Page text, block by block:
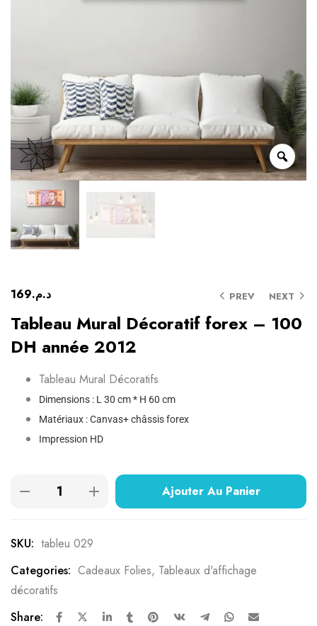
PREV NEXT د.م.169
Tableau Mural Décoratif forex – 100
DH année 2012
Tableau Mural Décoratifs
Dimensions : L 30 cm * H 60 cm
Matériaux : Canvas+ châssis forex
Impression HD
Ajouter Au Panier
SKU: tableu 029
Categories: Cadeaux Folies, Tableaux d'affichage
décoratifs
Share: